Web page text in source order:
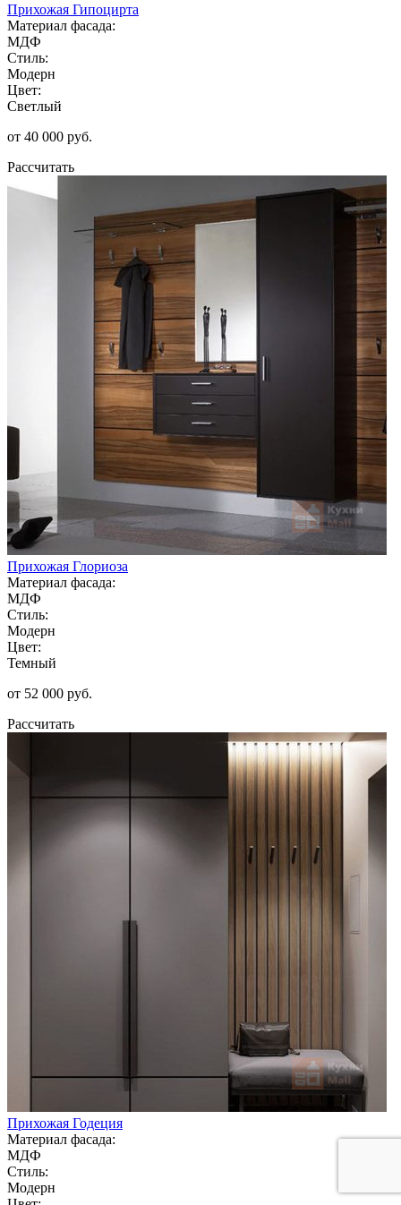
Прихожая Гипоцирта
Материал фасада:
МДФ
Стиль:
Модерн
Цвет:
Светлый
от 40 000 руб.
Рассчитать
Прихожая Глориоза
Материал фасада:
МДФ
Стиль:
Модерн
Цвет:
Темный
от 52 000 руб.
Рассчитать
Прихожая Годеция
Материал фасада:
МДФ
Стиль:
Модерн